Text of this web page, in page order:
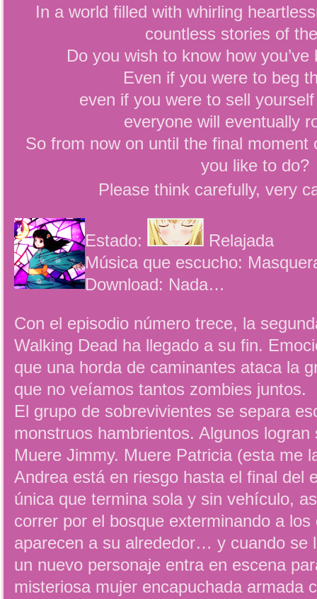
In a world filled with whirling
countless stories of
Do you wish to know how
Even if you were to beg
even if you were to sell
everyone will eventually
So from now on until the final moment
you like to do?
Please think carefully, very
Estado:
Relajada
Música que escucho:
Download: Nada…
Con el episodio número trece, la
Walking Dead ha llegado a su fin.
que una horda de caminantes ataca la
que no veíamos tantos zombies juntos.
El grupo de sobrevivientes se separa
monstruos hambrientos. Algunos
Muere Jimmy. Muere Patricia (esta me
Andrea está en riesgo hasta el final del
única que termina sola y sin vehículo,
correr por el bosque exterminando a los
aparecen a su alrededor… y cuando se
un nuevo personaje entra en escena
misteriosa mujer encapuchada armada